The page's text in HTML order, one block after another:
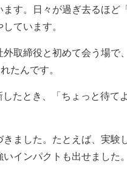
す。日々が過ぎ去るほど
ています。
取締役と初めて会う場で
たんです。
たとき、「ちょっと待て
ました。たとえば、実験
インパクトも出せました